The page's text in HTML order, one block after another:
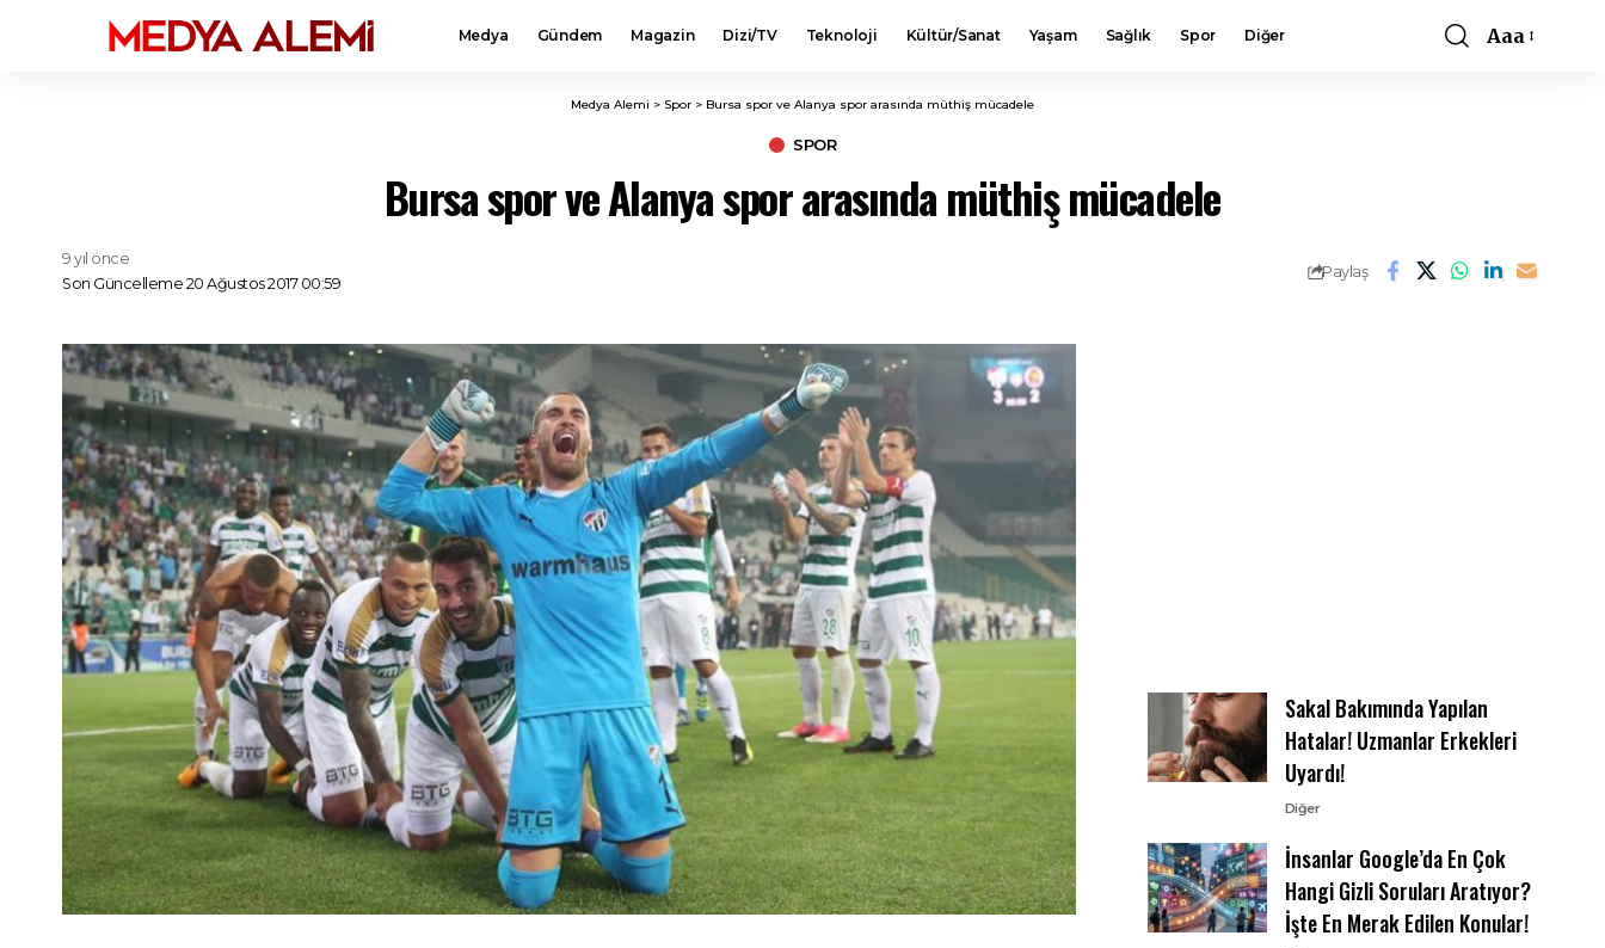
Medya Gündem Magazin Dizi/TV Teknoloji Kültür/Sanat Yaşam Sağlık Spor Diğer
Font
Aaa
Medya Alemi > Spor > Bursa spor ve Alanya spor arasında müthiş mücadele
SPOR
Bursa spor ve Alanya spor arasında müthiş mücadele
Son Güncelleme 20 Ağustos 2017 00:59
9 yıl önce
Paylaş
Sakal Bakımında Yapılan
Hatalar! Uzmanlar Erkekleri
Uyardı!
Diğer
İnsanlar Google’da En Çok
Hangi Gizli Soruları Aratıyor?
İşte En Merak Edilen Konular!